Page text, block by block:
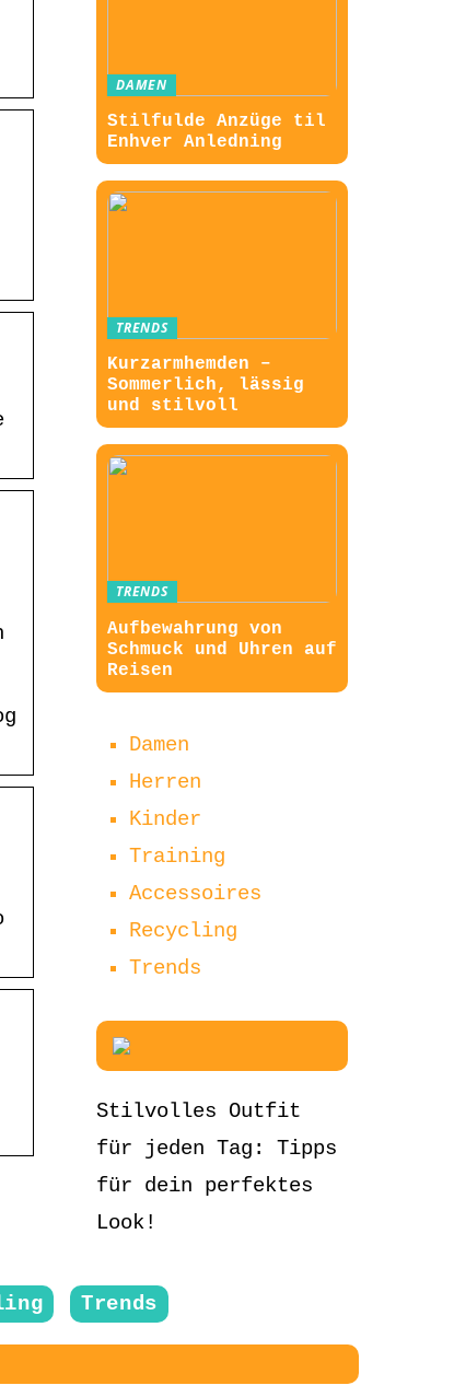
DAMEN
Stilfulde Anzüge til
Enhver Anledning
TRENDS
Kurzarmhemden –
Sommerlich, lässig
und stilvoll
TRENDS
Aufbewahrung von
Schmuck und Uhren auf
Reisen
Damen
Herren
Kinder
Training
Accessoires
Recycling
Trends
Stilvolles Outfit
für jeden Tag: Tipps
für dein perfektes
Look!
Trends